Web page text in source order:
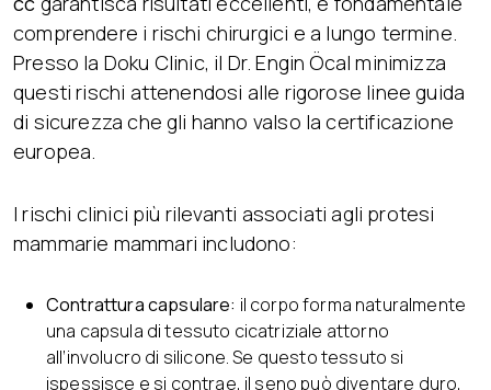
comprendere i rischi chirurgici e a lungo termine.
Presso la Doku Clinic, il Dr. Engin Öcal minimizza
questi rischi attenendosi alle rigorose linee guida
di sicurezza che gli hanno valso la certificazione
europea.
I rischi clinici più rilevanti associati agli protesi
mammarie mammari includono:
Contrattura capsulare: il corpo forma naturalmente
una capsula di tessuto cicatriziale attorno
all’involucro di silicone. Se questo tessuto si
ispessisce e si contrae, il seno può diventare duro,